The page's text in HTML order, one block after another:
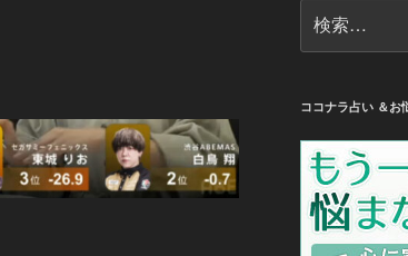
索:
ココナラ占い ＆お